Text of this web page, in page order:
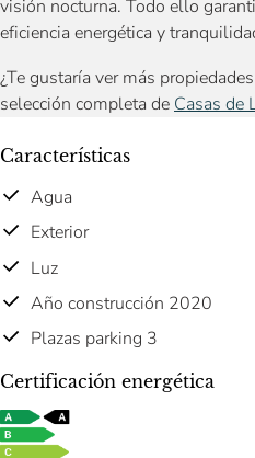
visión nocturna. Todo ello
eficiencia energética y
¿Te gustaría ver más
selección completa de Casas de
Características
Agua
Exterior
Luz
Año construcción 2020
Plazas parking 3
Certificación energética